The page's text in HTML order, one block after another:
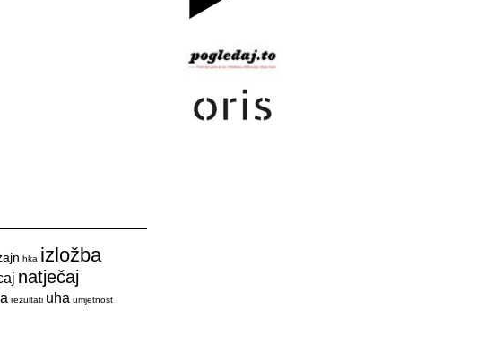
hka izložba
natječaj
rezultati uha umjetnost